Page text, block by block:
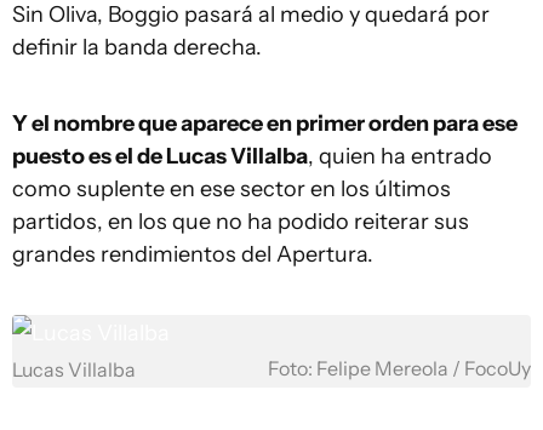
Sin Oliva, Boggio pasará al medio y quedará por
definir la banda derecha.
Y el nombre que aparece en primer orden para ese
puesto es el de Lucas Villalba, quien ha entrado
como suplente en ese sector en los últimos
partidos, en los que no ha podido reiterar sus
grandes rendimientos del Apertura.
Lucas Villalba Foto: Felipe Mereola / FocoUy